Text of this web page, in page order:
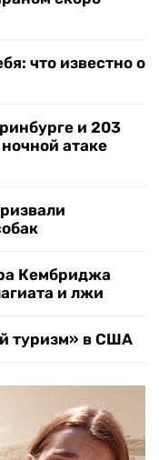
что известно о
и 203
атаке
Кембриджа
и лжи
туризм» в США